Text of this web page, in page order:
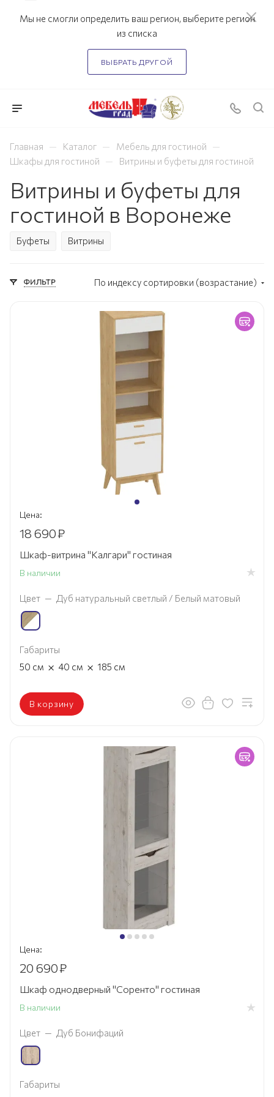
Мы не смогли определить ваш регион, выберите регион
из списка
ВЫБРАТЬ ДРУГОЙ
Главная — Каталог — Мебель для гостиной —
Шкафы для гостиной — Витрины и буфеты для гостиной
Витрины и буфеты для
гостиной в Воронеже
Буфеты Витрины
ФИЛЬТР По индексу сортировки (возрастание)
Цена:
18 690₽
Шкаф-витрина "Калгари" гостиная
В наличии
Цвет — Дуб натуральный светлый / Белый матовый
Габариты
50 см × 40 см × 185 см
В корзину
Цена:
20 690₽
Шкаф однодверный "Соренто" гостиная
В наличии
Цвет — Дуб Бонифаций
Габариты